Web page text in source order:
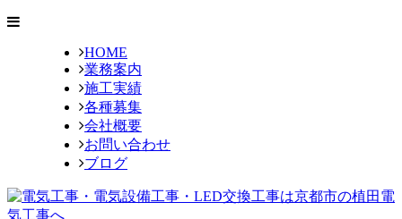
HOME
業務案内
施工実績
各種募集
会社概要
お問い合わせ
ブログ